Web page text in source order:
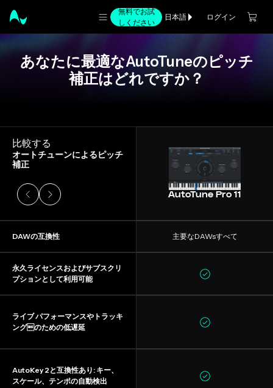
無料でお試
しください
日本語 ログイン
あなたに最適なAutoTuneのピッチ
補正はどれですか？
比較する
オートチューンによるピッチ
補正
DAWの互換性
永久ライセンスおよびサブスクリ
プションとして利用可能
ライブ パフォーマンスやトラッキ
ングのための低遅延
AutoKey 2と互換性あり: キー、
スケール、テンポの自動検出
AutoTune Pro 11
主要なDAWsすべて